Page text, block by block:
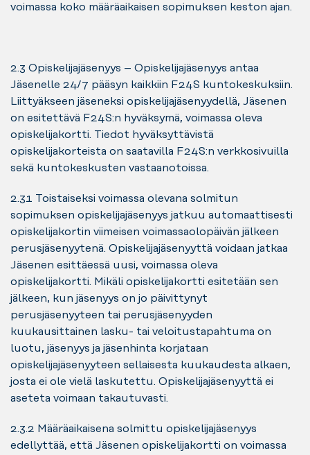
voimassa koko määräaikaisen sopimuksen keston ajan.
2.3 Opiskelijajäsenyys – Opiskelijajäsenyys antaa
Jäsenelle 24/7 pääsyn kaikkiin F24S kuntokeskuksiin.
Liittyäkseen jäseneksi opiskelijajäsenyydellä, Jäsenen
on esitettävä F24S:n hyväksymä, voimassa oleva
opiskelijakortti. Tiedot hyväksyttävistä
opiskelijakorteista on saatavilla F24S:n verkkosivuilla
sekä kuntokeskusten vastaanotoissa.
2.3.1 Toistaiseksi voimassa olevana solmitun
sopimuksen opiskelijajäsenyys jatkuu automaattisesti
opiskelijakortin viimeisen voimassaolopäivän jälkeen
perusjäsenyytenä. Opiskelijajäsenyyttä voidaan jatkaa
Jäsenen esittäessä uusi, voimassa oleva
opiskelijakortti. Mikäli opiskelijakortti esitetään sen
jälkeen, kun jäsenyys on jo päivittynyt
perusjäsenyyteen tai perusjäsenyyden
kuukausittainen lasku- tai veloitustapahtuma on
luotu, jäsenyys ja jäsenhinta korjataan
opiskelijajäsenyyteen sellaisesta kuukaudesta alkaen,
josta ei ole vielä laskutettu. Opiskelijajäsenyyttä ei
aseteta voimaan takautuvasti.
2.3.2 Määräaikaisena solmittu opiskelijajäsenyys
edellyttää, että Jäsenen opiskelijakortti on voimassa